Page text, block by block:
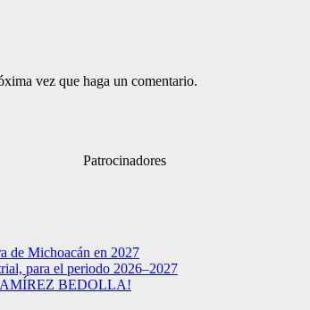
vez que haga un comentario.
Patrocinadores
de Michoacán en 2027
para el periodo 2026–2027
BEDOLLA!